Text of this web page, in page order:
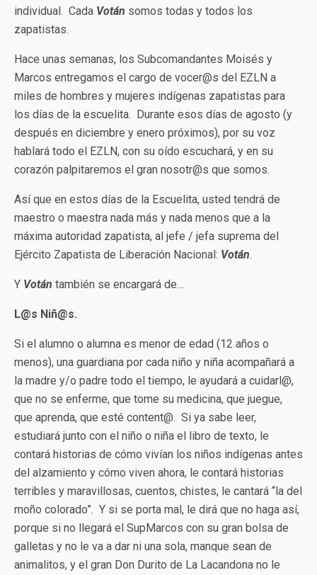
individual. Cada Votán somos todas y todos los
zapatistas.
Hace unas semanas, los Subcomandantes Moisés y
Marcos entregamos el cargo de vocer@s del EZLN a
miles de hombres y mujeres indígenas zapatistas para
los días de la escuelita. Durante esos días de agosto (y
después en diciembre y enero próximos), por su voz
hablará todo el EZLN, con su oído escuchará, y en su
corazón palpitaremos el gran nosotr@s que somos.
Así que en estos días de la Escuelita, usted tendrá de
maestro o maestra nada más y nada menos que a la
máxima autoridad zapatista, al jefe / jefa suprema del
Ejército Zapatista de Liberación Nacional: Votán.
Y Votán también se encargará de…
L@s Niñ@s.
Si el alumno o alumna es menor de edad (12 años o
menos), una guardiana por cada niño y niña acompañará a
la madre y/o padre todo el tiempo, le ayudará a cuidarl@,
que no se enferme, que tome su medicina, que juegue,
que aprenda, que esté content@. Si ya sabe leer,
estudiará junto con el niño o niña el libro de texto, le
contará historias de cómo vivían los niños indígenas antes
del alzamiento y cómo viven ahora, le contará historias
terribles y maravillosas, cuentos, chistes, le cantará “la del
moño colorado”. Y si se porta mal, le dirá que no haga así,
porque si no llegará el SupMarcos con su gran bolsa de
galletas y no le va a dar ni una sola, manque sean de
animalitos, y el gran Don Durito de La Lacandona no le